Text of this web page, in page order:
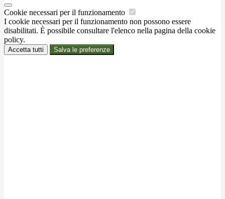
Cookie necessari per il funzionamento
I cookie necessari per il funzionamento non possono essere
disabilitati. È possibile consultare l'elenco nella pagina della cookie
policy.
Accetta tutti Salva le preferenze